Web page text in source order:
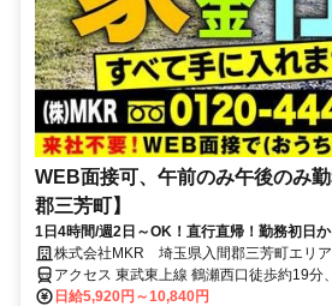
WEB面接可、午前のみ午後のみ
郡三芳町】
1日4時間/週2日～OK！直行直帰！勤務初日
＆携帯貸与♪
株式会社MKR 埼玉県入間郡三芳町エリア
アクセス 東武東上線 鶴瀬西口徒歩約19分
徒歩約30分、東武東上線 ふじみ野西口徒
日給5,920円～10,840円